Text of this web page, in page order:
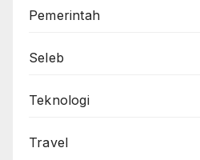
Pemerintah
Seleb
Teknologi
Travel